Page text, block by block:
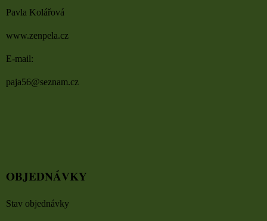
Pavla Kolářová
www.zenpela.cz
E-mail:
paja56@seznam.cz
OBJEDNÁVKY
Stav objednávky